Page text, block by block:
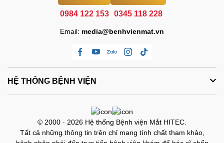
0984 122 153 0345 118 228
Email: media@benhvienmat.vn
HỆ THỐNG BỆNH VIỆN
© 2000 - 2026 Hệ thống Bệnh viện Mắt HITEC.
Tất cả những thông tin trên chỉ mang tính chất tham khảo,